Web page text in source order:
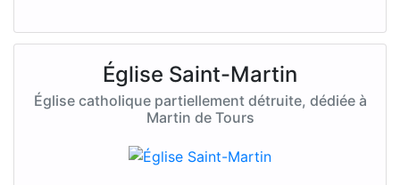
Église Saint-Martin
Église catholique partiellement détruite, dédiée à
Martin de Tours